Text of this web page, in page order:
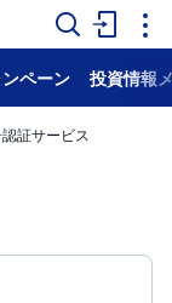
ペーン 投資情報
証サービス